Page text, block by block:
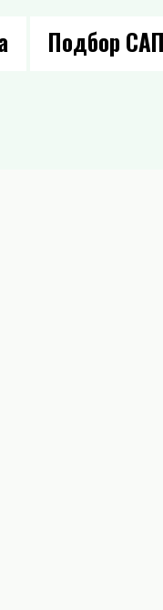
Подбор САП